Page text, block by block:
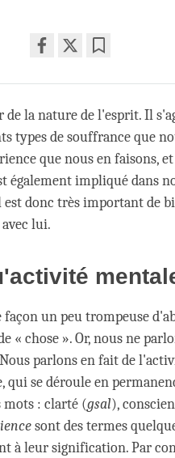
on
facebook
de la nature de l'esprit. Il
types de souffrance que
que nous en faisons,
également impliqué dans
donc très important de
lui.
un peu trompeuse
chose ». Or, nous ne
parlons en fait de
se déroule en
mots : clarté (gsal),
sont des termes
à leur signification. Par